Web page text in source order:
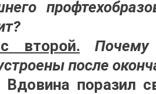
второй.
после
Вдовина поразил